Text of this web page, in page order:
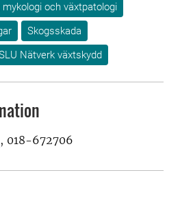
och växtpatologi
Skogsskada
Nätverk växtskydd
, 018-672706